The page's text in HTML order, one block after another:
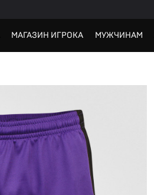
МАГАЗИН ИГРОКА МУЖЧИНАМ